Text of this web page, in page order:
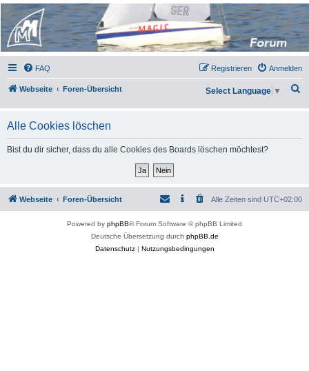
Micro Magic Forum
Deutschland
FAQ Anmelden
Registrieren
Webseite Foren-Übersicht
h
Select Language ▼
Alle Cookies löschen
Bist du dir sicher, dass du alle Cookies des Boards löschen möchtest?
Webseite Foren-Übersicht Alle Zeiten sind UTC+02:00
Powered by phpBB® Forum Software © phpBB Limited
Deutsche Übersetzung durch phpBB.de
Datenschutz| Nutzungsbedingungen